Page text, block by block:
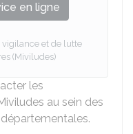
en ligne
et de lutte
(Miviludes)
les
au sein des